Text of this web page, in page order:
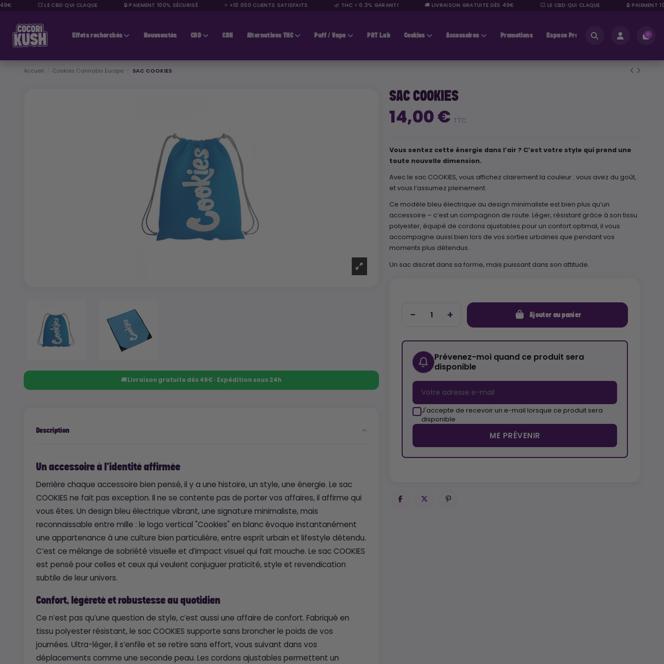
💥 LE CBD QUI CLAQUE 🔒 PAIEMENT 100% SÉCURISÉ ⭐ +10 000 CLIENTS SATISFAITS 🌿 THC < 0.3% GARANTI 🚚 LIVRAISON GRATUITE DÈS 49€ 💥 LE CBD QUI CLAQUE 🔒 PAIEMENT
Effets recherchés Nouveautés CBD CBN Alternatives THC Puff / Vape PRT Lab Cookies Accessoires Promotions Espace Pros 0
Accueil Cookies Cannabis Europe SAC COOKIES
🚚 Livraison gratuite dès 49€ · Expédition sous 24h
Description
Un accessoire à l’identité affirmée
Derrière chaque accessoire bien pensé, il y a une histoire, un style, une énergie. Le sac
COOKIES ne fait pas exception. Il ne se contente pas de porter vos affaires, il affirme qui
vous êtes. Un design bleu électrique vibrant, une signature minimaliste, mais
reconnaissable entre mille : le logo vertical "Cookies" en blanc évoque instantanément
une appartenance à une culture bien particulière, entre esprit urbain et lifestyle détendu.
C’est ce mélange de sobriété visuelle et d’impact visuel qui fait mouche. Le sac COOKIES
est pensé pour celles et ceux qui veulent conjuguer praticité, style et revendication
subtile de leur univers.
Confort, légèreté et robustesse au quotidien
Ce n’est pas qu’une question de style, c’est aussi une affaire de confort. Fabriqué en
tissu polyester résistant, le sac COOKIES supporte sans broncher le poids de vos
journées. Ultra-léger, il s’enfile et se retire sans effort, vous suivant dans vos
déplacements comme une seconde peau. Les cordons ajustables permettent un
SAC COOKIES
14,00 € TTC
Vous sentez cette énergie dans l’air ? C’est votre style qui prend une
toute nouvelle dimension.
Avec le sac COOKIES, vous affichez clairement la couleur : vous avez du goût,
et vous l’assumez pleinement.
Ce modèle bleu électrique au design minimaliste est bien plus qu’un
accessoire – c’est un compagnon de route. Léger, résistant grâce à son tissu
polyester, équipé de cordons ajustables pour un confort optimal, il vous
accompagne aussi bien lors de vos sorties urbaines que pendant vos
moments plus détendus.
Un sac discret dans sa forme, mais puissant dans son attitude.
Ajouter au panier
Prévenez-moi quand ce produit sera
disponible
J'accepte de recevoir un e-mail lorsque ce produit sera
disponible
ME PRÉVENIR